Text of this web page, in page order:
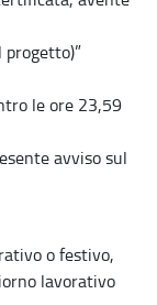
progetto)”
le ore 23,59
avviso sul
o festivo,
lavorativo